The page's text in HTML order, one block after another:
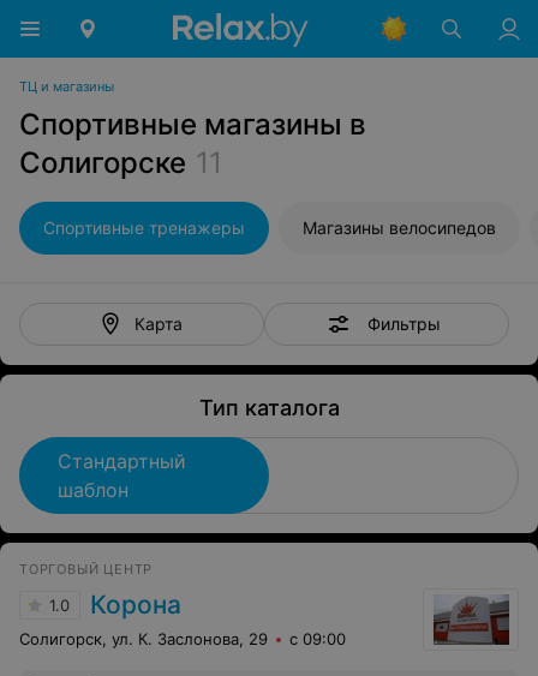
ТЦ и магазины
Спортивные магазины в
Солигорске 11
Спортивные тренажеры Магазины велосипедов
Карта Фильтры
Тип каталога
Стандартный
шаблон
ТОРГОВЫЙ ЦЕНТР
1.0 Корона
Солигорск, ул. К. Заслонова, 29 с 09:00